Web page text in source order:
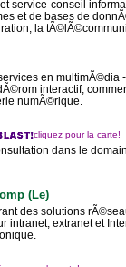
service-conseil
et de bases de
la
en multimÃ©dia
interactif,
numÃ©rique.
cliquez pour la carte!
dans le
(Le)
des solutions
intranet, extranet et